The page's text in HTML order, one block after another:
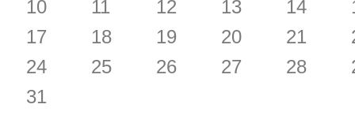
送
り
10
11 12 13 14
17
18 19 20 21
24
25 26 27 28
31